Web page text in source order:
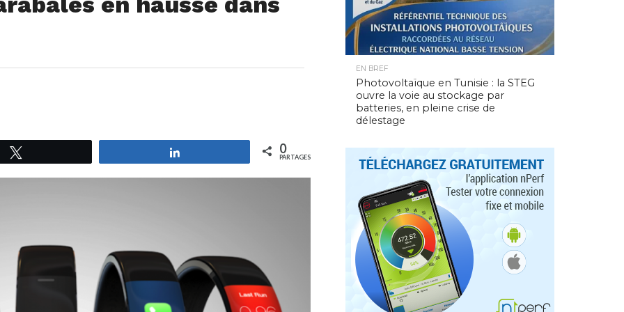
0
PARTAGES
EN BREF
Photovoltaïque en Tunisie : la STEG
ouvre la voie au stockage par
batteries, en pleine crise de
délestage